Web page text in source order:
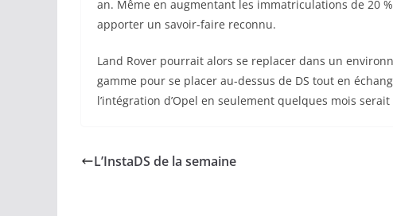
an. Même en augmentant les immatriculations de 20
apporter un savoir-faire reconnu.
Land Rover pourrait alors se replacer dans un
gamme pour se placer au-dessus de DS tout en
l’intégration d’Opel en seulement quelques mois
L’InstaDS de la semaine